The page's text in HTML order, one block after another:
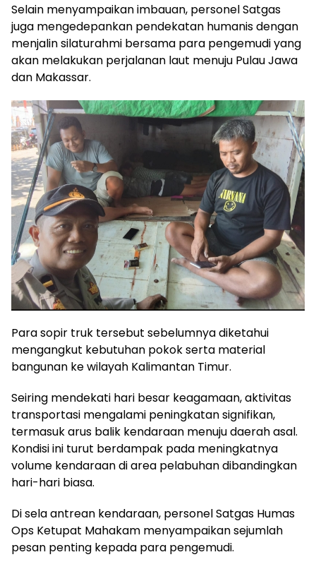
Selain menyampaikan imbauan, personel Satgas
juga mengedepankan pendekatan humanis dengan
menjalin silaturahmi bersama para pengemudi yang
akan melakukan perjalanan laut menuju Pulau Jawa
dan Makassar.
Para sopir truk tersebut sebelumnya diketahui
mengangkut kebutuhan pokok serta material
bangunan ke wilayah Kalimantan Timur.
Seiring mendekati hari besar keagamaan, aktivitas
transportasi mengalami peningkatan signifikan,
termasuk arus balik kendaraan menuju daerah asal.
Kondisi ini turut berdampak pada meningkatnya
volume kendaraan di area pelabuhan dibandingkan
hari-hari biasa.
Di sela antrean kendaraan, personel Satgas Humas
Ops Ketupat Mahakam menyampaikan sejumlah
pesan penting kepada para pengemudi.